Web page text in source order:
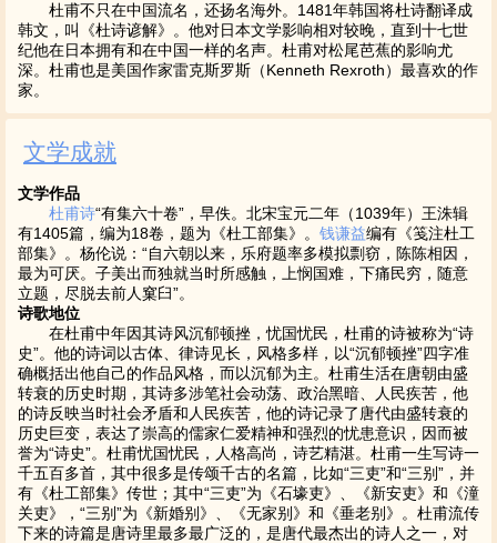
杜甫不只在中国流名，还扬名海外。1481年韩国将杜诗翻译成
韩文，叫《杜诗谚解》。他对日本文学影响相对较晚，直到十七世
纪他在日本拥有和在中国一样的名声。杜甫对松尾芭蕉的影响尤
深。杜甫也是美国作家雷克斯罗斯（Kenneth Rexroth）最喜欢的作
家。
文学成就
文学作品
杜甫诗“有集六十卷”，早佚。北宋宝元二年（1039年）王洙辑
有1405篇，编为18卷，题为《杜工部集》。 钱谦益编有《笺注杜工
部集》。杨伦说：“自六朝以来，乐府题率多模拟剽窃，陈陈相因，
最为可厌。子美出而独就当时所感触，上悯国难，下痛民穷，随意
立题，尽脱去前人窠臼”。
诗歌地位
在杜甫中年因其诗风沉郁顿挫，忧国忧民，杜甫的诗被称为“诗
史”。他的诗词以古体、律诗见长，风格多样，以“沉郁顿挫”四字准
确概括出他自己的作品风格，而以沉郁为主。杜甫生活在唐朝由盛
转衰的历史时期，其诗多涉笔社会动荡、政治黑暗、人民疾苦，他
的诗反映当时社会矛盾和人民疾苦，他的诗记录了唐代由盛转衰的
历史巨变，表达了崇高的儒家仁爱精神和强烈的忧患意识，因而被
誉为“诗史”。杜甫忧国忧民，人格高尚，诗艺精湛。杜甫一生写诗一
千五百多首，其中很多是传颂千古的名篇，比如“三吏”和“三别”，并
有《杜工部集》传世；其中“三吏”为《石壕吏》、《新安吏》和《潼
关吏》，“三别”为《新婚别》、《无家别》和《垂老别》。杜甫流传
下来的诗篇是唐诗里最多最广泛的，是唐代最杰出的诗人之一，对